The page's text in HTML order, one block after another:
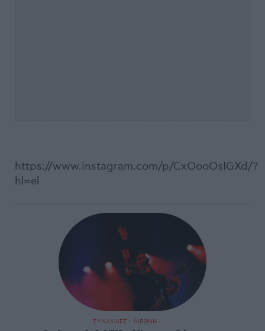
https://www.instagram.com/p/CxOooOsIGXd/?
hl=el
ΣΥΝΑΥΛΙΕΣ - ΔΙΕΘΝΗ